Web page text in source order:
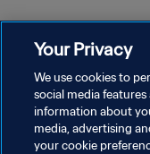
Your Privacy
We use cookies to
social media
information about
media, advertising
your cookie